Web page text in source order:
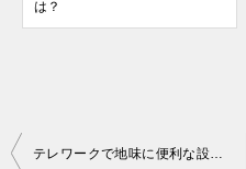
は？
投
テレワークで地味に便利な設定の種類・Zoomの一般設定その２